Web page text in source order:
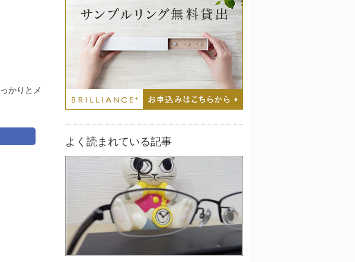
かりとメ
よく読まれている記事